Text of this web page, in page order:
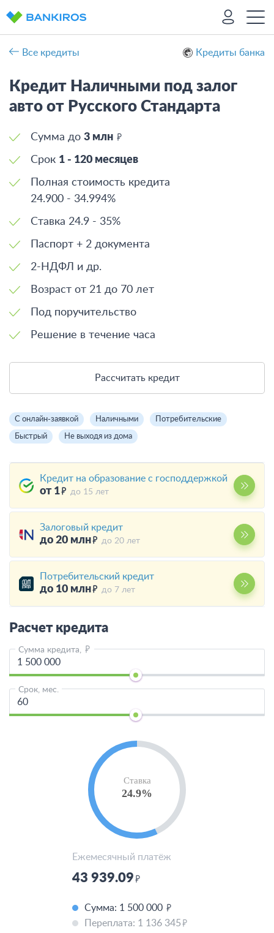
Все кредиты Кредиты банка
Кредит Наличными под залог
авто от Русского Стандарта
Сумма до 3 млн
Срок 1 - 120 месяцев
Полная стоимость кредита
24.900 - 34.994%
Ставка 24.9 - 35%
Паспорт + 2 документа
2-НДФЛ и др.
Возраст от 21 до 70 лет
Под поручительство
Решение в течение часа
Рассчитать кредит
С онлайн-заявкой Наличными Потребительские
Быстрый Не выходя из дома
Кредит на образование с господдержкой
от 1 до 15 лет
Залоговый кредит
до 20 млн до 20 лет
Потребительский кредит
до 10 млн до 7 лет
Расчет кредита
Сумма кредита,
Срок, мес.
24.9%
Ставка
Ежемесячный платёж
43 939.09
Сумма: 1 500 000
Переплата: 1 136 345